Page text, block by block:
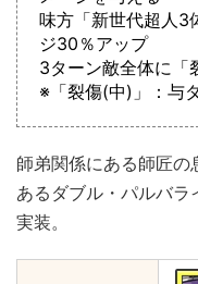
味方「新世代超人3
ジ30％アップ
3ターン敵全体に「
※「裂傷(中)」：与
師弟関係にある師匠
あるダブル・パルバラ
実装。